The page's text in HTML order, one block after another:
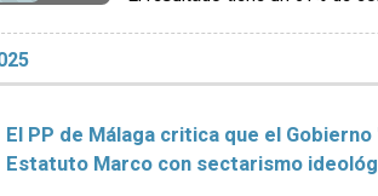
El PP de Málaga critica que el
Estatuto Marco con sectarismo